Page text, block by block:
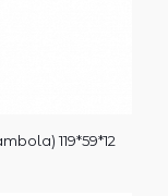
119*59*12